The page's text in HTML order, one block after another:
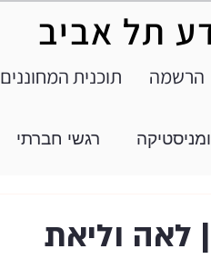
תל אביב
הרשמה תוכנית המחוננים
רגשי חברתי
לאה וליאת